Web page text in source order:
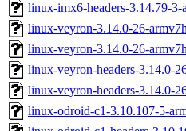
linux-imx6-headers-3.14.79-3-
linux-veyron-3.14.0-26-
linux-veyron-3.14.0-26-
linux-veyron-headers-3.14.0-
linux-veyron-headers-3.14.0-
linux-odroid-c1-3.10.107-5-